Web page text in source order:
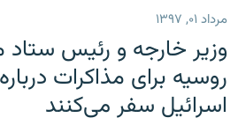
مرداد ۰۱, ۱۳۹۷
وزیر خارجه و رئیس‌
روسیه برای مذاکرات
اسرائیل سفر می‌کنند